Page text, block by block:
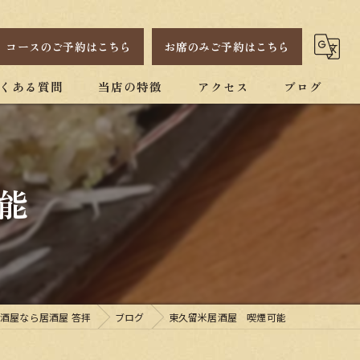
コースのご予約はこちら お席のみご予約はこちら
ある質問 当店の特徴
昭和レトロ
一人
貸し切り
アクセス ブログ
屋なら居酒屋 答拝 ブログ 東久留米居酒屋 喫煙可能